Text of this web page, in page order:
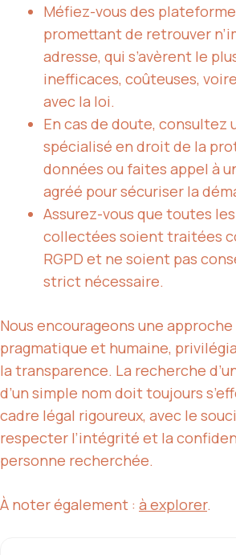
Méfiez-vous des
promettant de retrouver
adresse, qui s’avèrent le
inefficaces, coûteuses,
avec la loi.
En cas de doute, consultez
spécialisé en droit de la
données ou faites appel à
agréé pour sécuriser la
Assurez-vous que toutes
collectées soient traitées
RGPD et ne soient pas
strict nécessaire.
Nous encourageons une
pragmatique et humaine,
la transparence. La recherche
d’un simple nom doit toujours
cadre légal rigoureux, avec le
respecter l’intégrité et la
personne recherchée.
À noter également : à explorer.